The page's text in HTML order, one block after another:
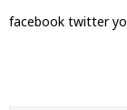
facebook twitter